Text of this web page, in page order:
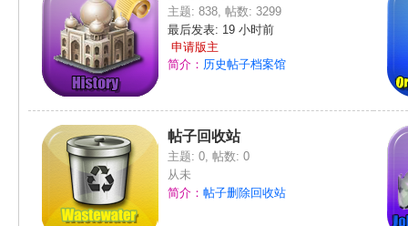
主题: 838, 帖数: 3299
最后发表: 19 小时前
申请版主
简介： 历史帖子档案馆
帖子回收站
主题: 0, 帖数: 0
从未
简介： 帖子删除回收站